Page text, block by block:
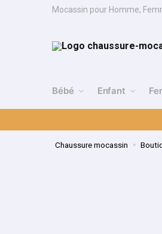
Mocassin pour Homme,
Bébé Enfant
Chaussure mocassin »